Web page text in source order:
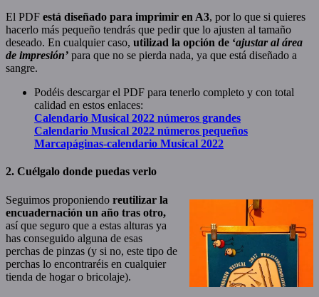
El PDF está diseñado para imprimir en A3, por lo que si quieres
hacerlo más pequeño tendrás que pedir que lo ajusten al tamaño
deseado. En cualquier caso, utilizad la opción de ‘ajustar al área
de impresión’ para que no se pierda nada, ya que está diseñado a
sangre.
Podéis descargar el PDF para tenerlo completo y con total
calidad en estos enlaces:
Calendario Musical 2022 números grandes
Calendario Musical 2022 números pequeños
Marcapáginas-calendario Musical 2022
2. Cuélgalo donde puedas verlo
Seguimos proponiendo reutilizar la
encuadernación un año tras otro,
así que seguro que a estas alturas ya
has conseguido alguna de esas
perchas de pinzas (y si no, este tipo de
perchas lo encontraréis en cualquier
tienda de hogar o bricolaje).